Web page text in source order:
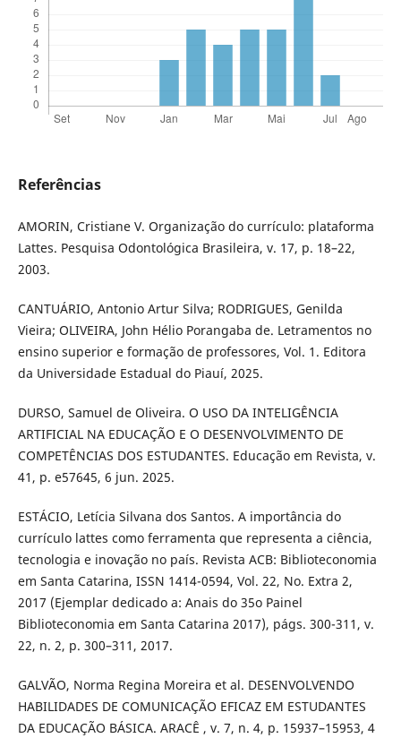
Referências
​​AMORIN, Cristiane V. Organização do currículo: plataforma
Lattes. Pesquisa Odontológica Brasileira, v. 17, p. 18–22,
2003.
​CANTUÁRIO, Antonio Artur Silva; RODRIGUES, Genilda
Vieira; OLIVEIRA, John Hélio Porangaba de. Letramentos no
ensino superior e formação de professores, Vol. 1. Editora
da Universidade Estadual do Piauí, 2025.
​DURSO, Samuel de Oliveira. O USO DA INTELIGÊNCIA
ARTIFICIAL NA EDUCAÇÃO E O DESENVOLVIMENTO DE
COMPETÊNCIAS DOS ESTUDANTES. Educação em Revista, v.
41, p. e57645, 6 jun. 2025.
​ESTÁCIO, Letícia Silvana dos Santos. A importância do
currículo lattes como ferramenta que representa a ciência,
tecnologia e inovação no país. Revista ACB: Biblioteconomia
em Santa Catarina, ISSN 1414-0594, Vol. 22, No. Extra 2,
2017 (Ejemplar dedicado a: Anais do 35o Painel
Biblioteconomia em Santa Catarina 2017), págs. 300-311, v.
22, n. 2, p. 300–311, 2017.
​GALVÃO, Norma Regina Moreira et al. DESENVOLVENDO
HABILIDADES DE COMUNICAÇÃO EFICAZ EM ESTUDANTES
DA EDUCAÇÃO BÁSICA. ARACÊ , v. 7, n. 4, p. 15937–15953, 4